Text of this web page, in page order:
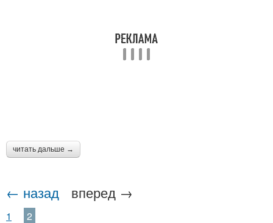
читать дальше →
← назад вперед →
1 2